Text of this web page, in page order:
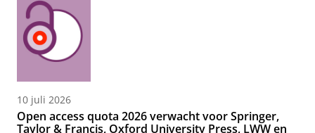
10 juli 2026
Open access quota 2026 verwacht voor Springer,
Taylor & Francis, Oxford University Press, LWW en